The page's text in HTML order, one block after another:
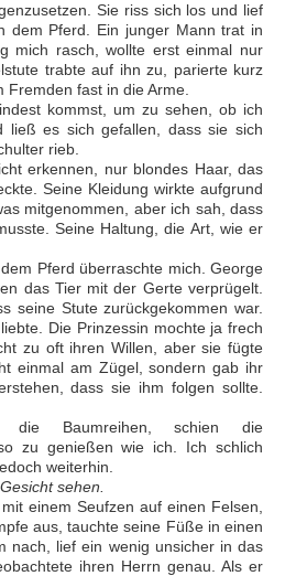
Sie riss sich los und lief
dem Pferd. Ein junger Mann trat in
mich rasch, wollte erst einmal nur
trabte auf ihn zu, parierte kurz
fast in die Arme.
kommst, um zu sehen, ob ich
ließ es sich gefallen, dass sie sich
rieb.
erkennen, nur blondes Haar, das
Seine Kleidung wirkte aufgrund
mitgenommen, aber ich sah, dass
Seine Haltung, die Art, wie er
Pferd überraschte mich. George
das Tier mit der Gerte verprügelt.
seine Stute zurückgekommen war.
Die Prinzessin mochte ja frech
zu oft ihren Willen, aber sie fügte
einmal am Zügel, sondern gab ihr
dass sie ihm folgen sollte.
die Baumreihen, schien die
zu genießen wie ich. Ich schlich
weiterhin.
sehen.
einem Seufzen auf einen Felsen,
aus, tauchte seine Füße in einen
nach, lief ein wenig unsicher in das
ihren Herrn genau. Als er